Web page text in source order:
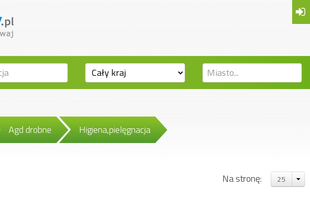
Agd drobne Higiena,pielęgnacja
Na stronę: 25